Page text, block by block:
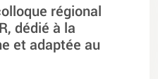
régional
dédié à la
et adaptée au